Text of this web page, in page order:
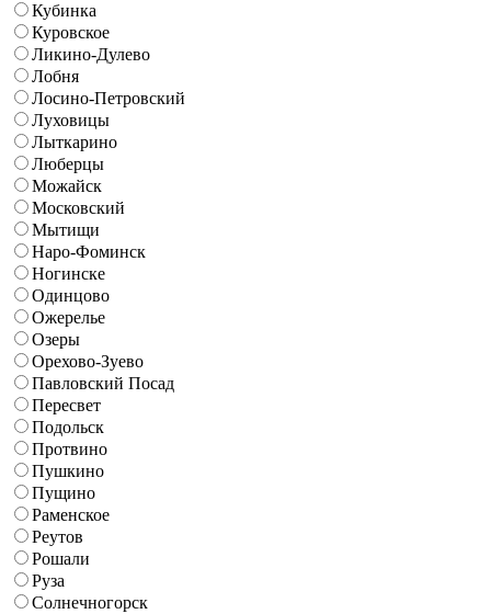
Кубинка
Куровское
Ликино-Дулево
Лобня
Лосино-Петровский
Луховицы
Лыткарино
Люберцы
Можайск
Московский
Мытищи
Наро-Фоминск
Ногинске
Одинцово
Ожерелье
Озеры
Орехово-Зуево
Павловский Посад
Пересвет
Подольск
Протвино
Пушкино
Пущино
Раменское
Реутов
Рошали
Руза
Солнечногорск